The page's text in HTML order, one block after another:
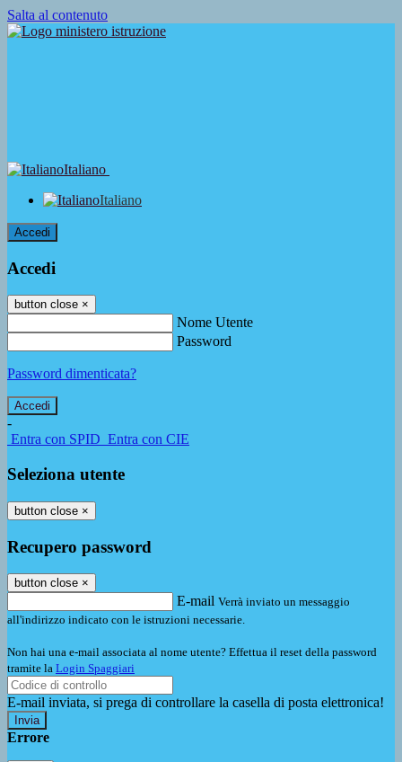
Salta al contenuto
Italiano
Italiano
Accedi
Accedi
button close ×
Nome Utente
Password
Password dimenticata?
-
Entra con SPID Entra con CIE
Seleziona utente
button close ×
Recupero password
button close ×
E-mail Verrà inviato un messaggio
all'indirizzo indicato con le istruzioni necessarie.
Non hai una e-mail associata al nome utente? Effettua il reset della password
tramite la Login Spaggiari
E-mail inviata, si prega di controllare la casella di posta elettronica!
Errore